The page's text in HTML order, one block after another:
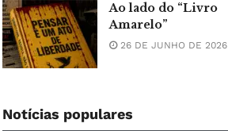
Ao lado do “Livro
Amarelo”
26 DE JUNHO DE 2026
Notícias populares